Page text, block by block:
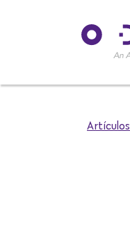
Artículos